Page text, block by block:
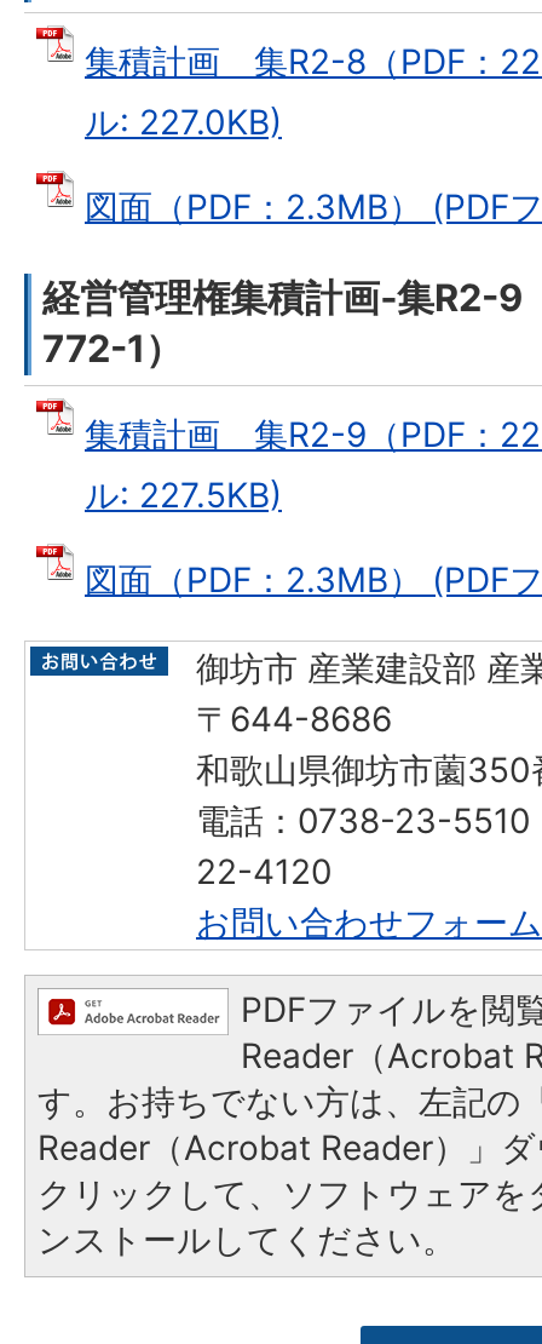
集積計画 集R2-8（PDF：
ル: 227.0KB)
図面（PDF：2.3MB） (PDF
経営管理権集積計画‐集R2-
772-1）
集積計画 集R2-9（PDF：
ル: 227.5KB)
図面（PDF：2.3MB） (PDF
御坊市 産業建設部 産
〒644-8686
和歌山県御坊市薗350
電話：0738-23-
22-4120​​​​​​​
お問い合わせフォーム
PDFファイルを閲
Reader（Acrobat
す。お持ちでない方は、左記の
Reader（Acrobat Reader）」
クリックして、ソフトウェア
ンストールしてください。